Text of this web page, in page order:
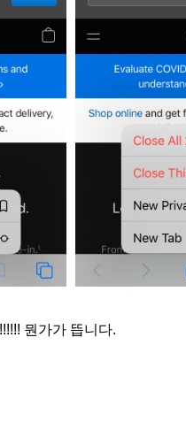
뭔가가 뜹니다.